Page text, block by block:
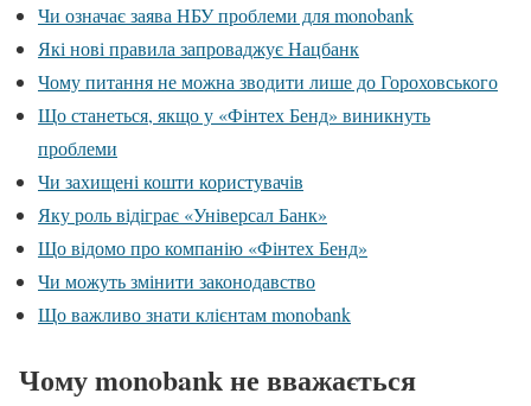
Чи означає заява НБУ проблеми для monobank
Які нові правила запроваджує Нацбанк
Чому питання не можна зводити лише до Гороховського
Що станеться, якщо у «Фінтех Бенд» виникнуть
проблеми
Чи захищені кошти користувачів
Яку роль відіграє «Універсал Банк»
Що відомо про компанію «Фінтех Бенд»
Чи можуть змінити законодавство
Що важливо знати клієнтам monobank
Чому monobank не вважається